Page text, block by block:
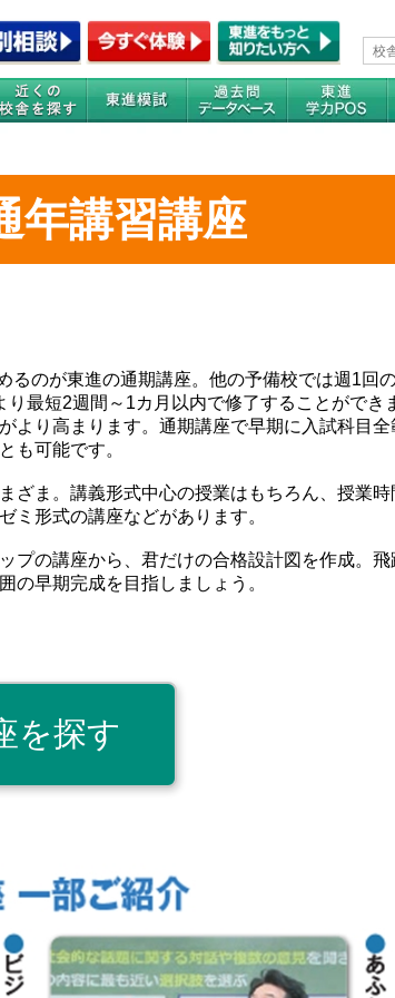
年講習講座
のが東進の通期講座。他の予備校では週1回
最短2週間～1カ月以内で修了することができ
より高まります。通期講座で早期に入試科目全
も可能です。
ざま。講義形式中心の授業はもちろん、授業時
ミ形式の講座などがあります。
プの講座から、君だけの合格設計図を作成。飛
の早期完成を目指しましょう。
を探す